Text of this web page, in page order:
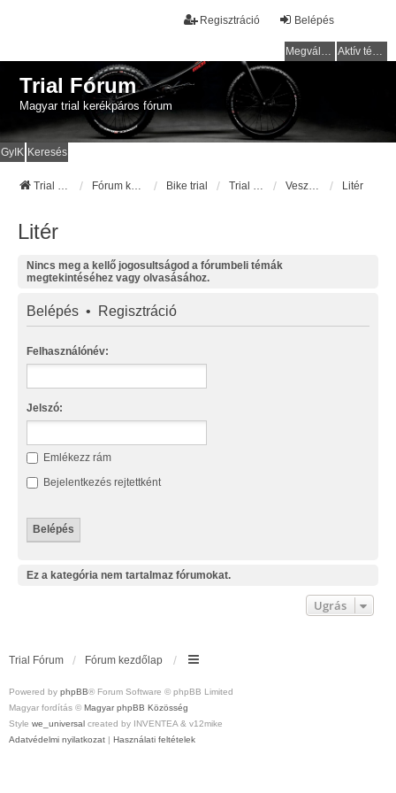
Belépés
Regisztráció
Megválaszolatlan témák Aktív témák
Trial Fórum
Magyar trial kerékpáros fórum
GyIK Keresés
Trial Fórum Bike trial Litér
Litér
Nincs meg a kellő jogosultságod a fórumbeli témák
megtekintéséhez vagy olvasásához.
Belépés • Regisztráció
Felhasználónév:
Jelszó:
Emlékezz rám
Bejelentkezés rejtettként
Ez a kategória nem tartalmaz fórumokat.
Ugrás
Trial Fórum Fórum kezdőlap
Powered by phpBB® Forum Software © phpBB Limited
Magyar fordítás © Magyar phpBB Közösség
Style we_universal created by INVENTEA & v12mike
Adatvédelmi nyilatkozat | Használati feltételek